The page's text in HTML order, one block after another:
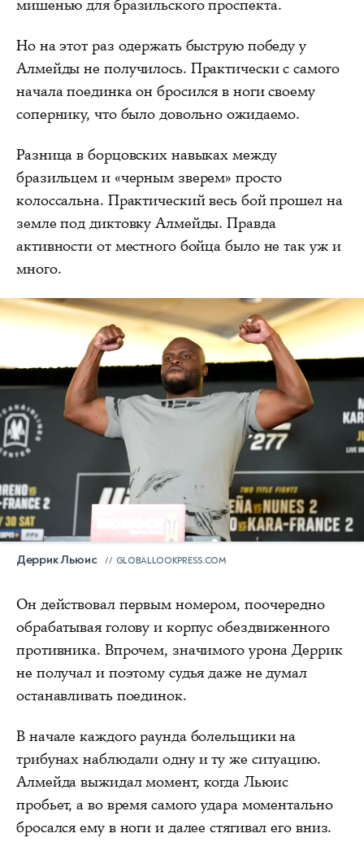
мишенью для бразильского проспекта.
Но на этот раз одержать быструю победу у
Алмейды не получилось. Практически с самого
начала поединка он бросился в ноги своему
сопернику, что было довольно ожидаемо.
Разница в борцовских навыках между
бразильцем и «черным зверем» просто
колоссальна. Практический весь бой прошел на
земле под диктовку Алмейды. Правда
активности от местного бойца было не так уж и
много.
Деррик Льюис GLOBALLOOKPRESS.COM
Он действовал первым номером, поочередно
обрабатывая голову и корпус обездвиженного
противника. Впрочем, значимого урона Деррик
не получал и поэтому судья даже не думал
останавливать поединок.
В начале каждого раунда болельщики на
трибунах наблюдали одну и ту же ситуацию.
Алмейда выжидал момент, когда Льюис
пробьет, а во время самого удара моментально
бросался ему в ноги и далее стягивал его вниз.